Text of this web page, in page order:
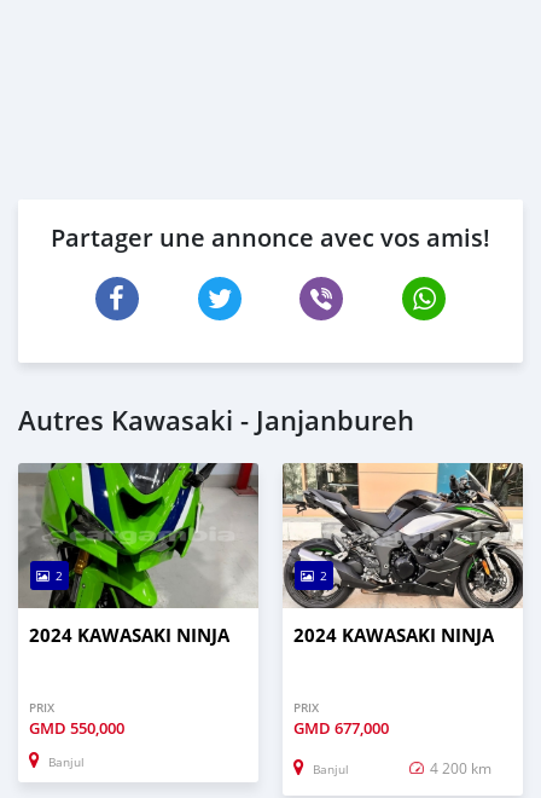
Partager une annonce avec vos amis!
Autres Kawasaki - Janjanbureh
2
2024 KAWASAKI NINJA
PRIX
GMD 550,000
Banjul
2
2024 KAWASAKI NINJA
PRIX
GMD 677,000
Banjul 4 200 km